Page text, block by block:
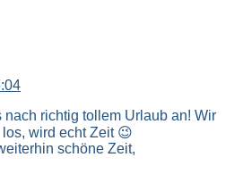
nach richtig tollem Urlaub an! Wir
wird echt Zeit 😉
schöne Zeit,